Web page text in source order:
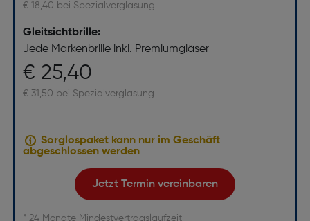
€ 18,40 bei Spezialverglasung
Gleitsichtbrille:
Jede Markenbrille inkl. Premiumgläser
€ 25,40
€ 31,50 bei Spezialverglasung
Sorglospaket kann nur im Geschäft
abgeschlossen werden
Jetzt Termin vereinbaren
* 24 Monate Mindestvertragslaufzeit